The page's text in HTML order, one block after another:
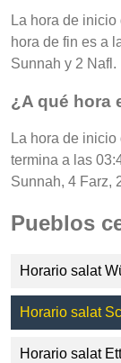
La hora de
hora de fin es a
Sunnah y 2 Nafl.
¿A qué hora
La hora de
termina a las
Sunnah, 4 Farz,
Pueblos
Horario salat
Horario salat
Horario salat